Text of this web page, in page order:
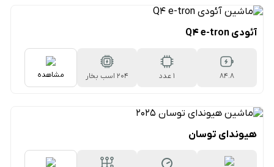
آئودی Q4 e-tron
۸۴.۸
1 عدد 204 اسب بخار مشاهده
هیوندای توسان